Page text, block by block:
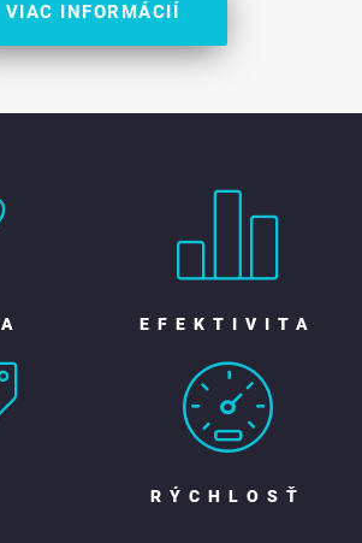
VIAC INFORMÁCIÍ
EFEKTIVITA
RÝCHLOSŤ